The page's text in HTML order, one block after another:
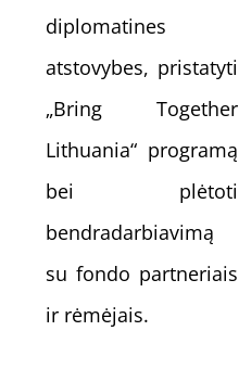
diplomatines
atstovybes, pristatyti
„Bring Together
Lithuania“ programą
bei plėtoti
bendradarbiavimą
su fondo partneriais
ir rėmėjais.